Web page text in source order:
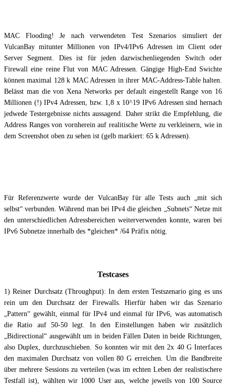
MAC Flooding! Je nach verwendeten Test Szenarios simuliert der
VulcanBay mitunter Millionen von IPv4/IPv6 Adressen im Client oder
Server Segment. Dies ist für jeden dazwischenliegenden Switch oder
Firewall eine reine Flut von MAC Adressen. Gängige High-End Swichte
können maximal 128 k MAC Adressen in ihrer MAC-Address-Table halten.
Belässt man die von Xena Networks per default eingestellt Range von 16
Millionen (!) IPv4 Adressen, bzw. 1,8 x 10^19 IPv6 Adressen sind hernach
jedwede Testergebnisse nichts aussagend. Daher strikt die Empfehlung, die
Address Ranges von vornherein auf realitische Werte zu verkleinern, wie in
dem Screenshot oben zu sehen ist (gelb markiert: 65 k Adressen).
Für Referenzwerte wurde der VulcanBay für alle Tests auch „mit sich
selbst“ verbunden. Während man bei IPv4 die gleichen „Subnets“ Netze mit
den unterschiedlichen Adressbereichen weiterverwenden konnte, waren bei
IPv6 Subnetze innerhalb des *gleichen* /64 Präfix nötig.
Testcases
1) Reiner Durchsatz (Throughput): In dem ersten Testszenario ging es uns
rein um den Durchsatz der Firewalls. Hierfür haben wir das Szenario
„Pattern“ gewählt, einmal für IPv4 und einmal für IPv6, was automatisch
die Ratio auf 50-50 legt. In den Einstellungen haben wir zusätzlich
„Bidirectional“ ausgewählt um in beiden Fällen Daten in beide Richtungen,
also Duplex, durchzuschieben. So konnten wir mit den 2x 40 G Interfaces
den maximalen Durchsatz von vollen 80 G erreichen. Um die Bandbreite
über mehrere Sessions zu verteilen (was im echten Leben der realistischere
Testfall ist), wählten wir 1000 User aus, welche jeweils von 100 Source